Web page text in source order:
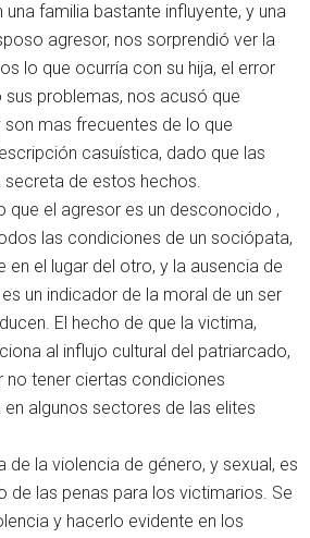
familia bastante influyente, y una
agresor, nos sorprendió ver la
lo que ocurría con su hija, el error
sus problemas, nos acusó que
mas frecuentes de lo que
casuística, dado que las
secreta de estos hechos.
que el agresor es un desconocido ,
las condiciones de un sociópata,
el lugar del otro, y la ausencia de
un indicador de la moral de un ser
El hecho de que la victima,
al influjo cultural del patriarcado,
no tener ciertas condiciones
algunos sectores de las elites
la violencia de género, y sexual, es
de las penas para los victimarios. Se
y hacerlo evidente en los